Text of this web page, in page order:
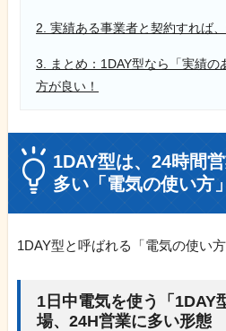
2. 実績ある事業者と契約すれば
3. まとめ：1DAY型なら「実績の
方が良い！
1DAY型は、24時間
多い「電気の使い方」
1DAY型と呼ばれる「電気の使い方
1日中電気を使う「1DAY
場、24H営業に多い形態